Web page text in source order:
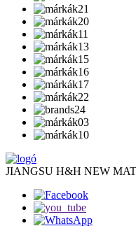
JIANGSU H&H NEW